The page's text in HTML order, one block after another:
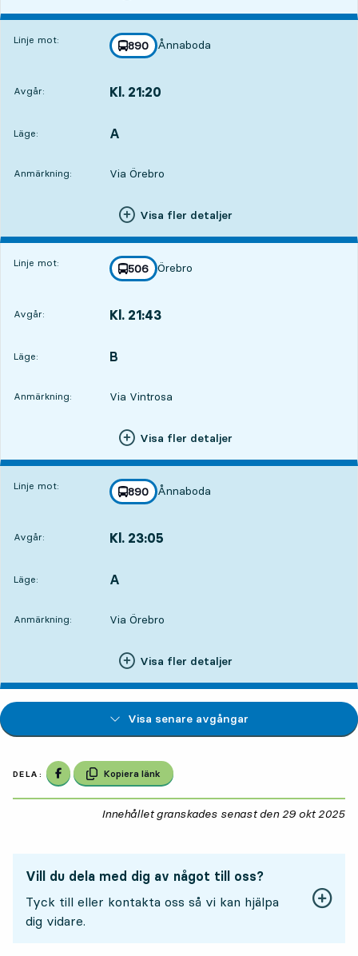
Linje mot: linje
890
mot
Ånnaboda
,
Avgår: Kl. 21:20
Läge:
LÄGE, A
,
Anmärkning: Via Örebro
Visa fler detaljer
Linje mot: linje
506
mot
Örebro
,
Avgår: Kl. 21:43
Läge:
LÄGE, B
,
Anmärkning: Via Vintrosa
Visa fler detaljer
Linje mot: linje
890
mot
Ånnaboda
,
Avgår: Kl. 23:05
Läge:
LÄGE, A
,
Anmärkning: Via Örebro
Visa fler detaljer
Visa senare avgångar
DELA: Dela på Facebook
Kopiera länk
Innehållet granskades senast den 29 okt 2025
Vill du dela med dig av något till oss?
Tyck till eller kontakta oss så vi kan hjälpa
dig vidare.